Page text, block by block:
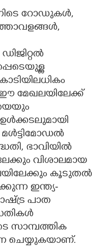
റോഡുകൾ,
മേഖലയിലേക്ക്
മൾട്ടിമോഡൽ
ഭാവിയിൽ
വിശാലമായ
കൂടുതൽ
ഇന്ത്യ-
പാത
സാമ്പത്തിക
ചെയ്യുകയാണ്.